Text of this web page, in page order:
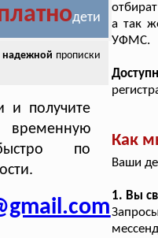
дети
надежной прописки
и получите
по
а так
УФМС.
Как
Ваши
1. Вы